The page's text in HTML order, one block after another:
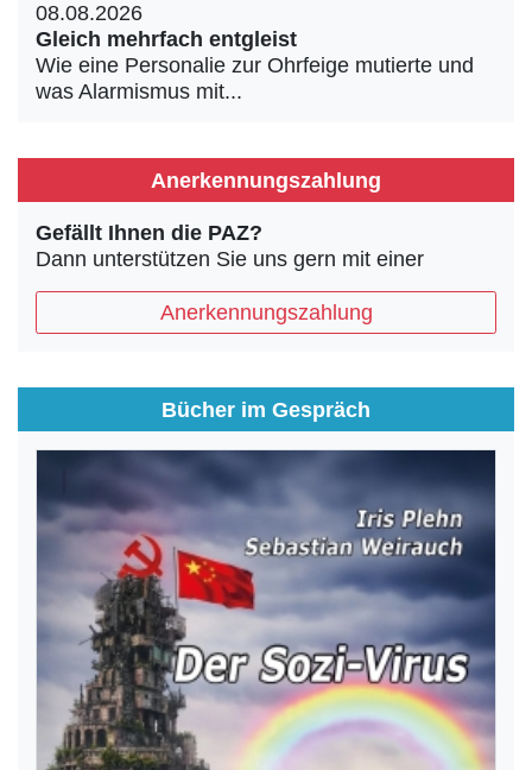
08.08.2026
Gleich mehrfach entgleist
Wie eine Personalie zur Ohrfeige mutierte und
was Alarmismus mit...
Anerkennungszahlung
Gefällt Ihnen die PAZ?
Dann unterstützen Sie uns gern mit einer
Anerkennungszahlung
Bücher im Gespräch